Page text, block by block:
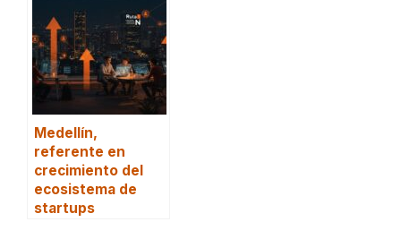
Medellín,
referente en
crecimiento del
ecosistema de
startups